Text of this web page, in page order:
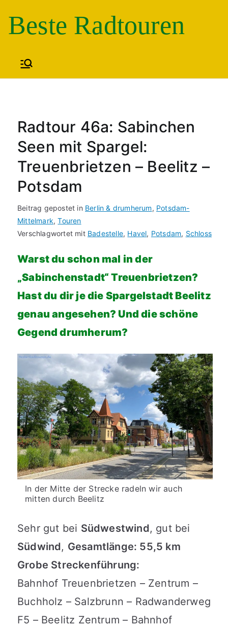
Inhalt
Beste Radtouren
Radtour 46a: Sabinchen
Seen mit Spargel:
Treuenbrietzen – Beelitz –
Potsdam
Beitrag gepostet in Berlin & drumherum, Potsdam-
Mittelmark,Touren
Verschlagwortet mit Badestelle, Havel, Potsdam, Schloss
Warst du schon mal in der
„Sabinchenstadt“ Treuenbrietzen?
Hast du dir je die Spargelstadt Beelitz
genau angesehen? Und die schöne
Gegend drumherum?
In der Mitte der Strecke radeln wir auch
mitten durch Beelitz
Sehr gut bei Südwestwind, gut bei
Südwind, Gesamtlänge: 55,5 km
Grobe Streckenführung:
Bahnhof Treuenbrietzen – Zentrum –
Buchholz – Salzbrunn – Radwanderweg
F5 – Beelitz Zentrum – Bahnhof